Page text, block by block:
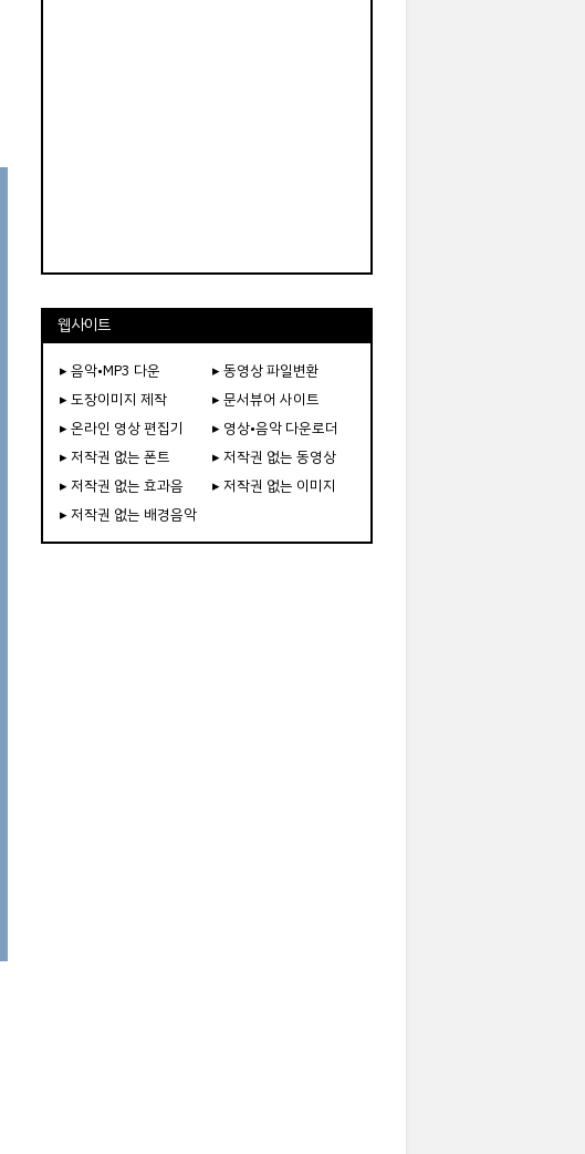
웹사이트
▸ 음악•MP3 다운
▸ 동영상 파일변환
▸ 도장이미지 제작
▸ 문서뷰어 사이트
▸ 온라인 영상 편집기
▸ 영상•음악 다운로더
▸ 저작권 없는 폰트
▸ 저작권 없는 동영상
▸ 저작권 없는 효과음
▸ 저작권 없는 이미지
▸ 저작권 없는 배경음악